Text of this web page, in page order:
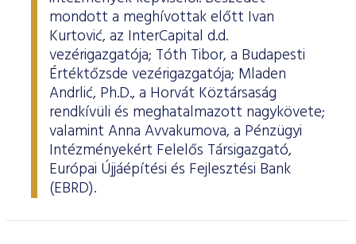
mondott a meghívottak előtt Ivan
Kurtović, az InterCapital d.d.
vezérigazgatója; Tóth Tibor, a Budapesti
Értéktőzsde vezérigazgatója; Mladen
Andrlić, Ph.D., a Horvát Köztársaság
rendkívüli és meghatalmazott nagykövete;
valamint Anna Avvakumova, a Pénzügyi
Intézményekért Felelős Társigazgató,
Európai Újjáépítési és Fejlesztési Bank
(EBRD).